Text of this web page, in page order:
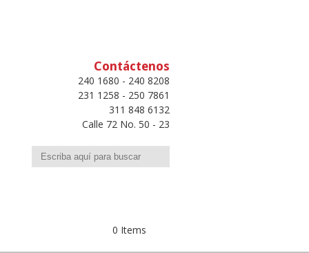
Contáctenos
240 1680 - 240 8208
231 1258 - 250 7861
311 848 6132
Calle 72 No. 50 - 23
Buscar
0 Items